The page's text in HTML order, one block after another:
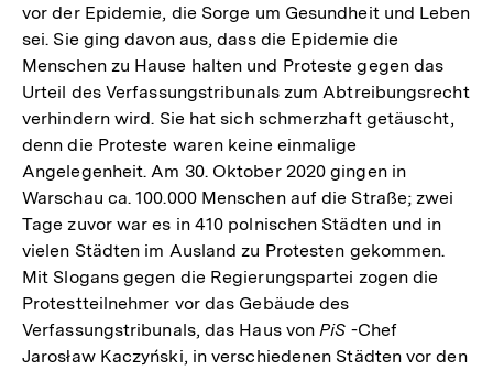
vor der Epidemie, die Sorge um Gesundheit und Leben
sei. Sie ging davon aus, dass die Epidemie die
Menschen zu Hause halten und Proteste gegen das
Urteil des Verfassungstribunals zum Abtreibungsrecht
verhindern wird. Sie hat sich schmerzhaft getäuscht,
denn die Proteste waren keine einmalige
Angelegenheit. Am 30. Oktober 2020 gingen in
Warschau ca. 100.000 Menschen auf die Straße; zwei
Tage zuvor war es in 410 polnischen Städten und in
vielen Städten im Ausland zu Protesten gekommen.
Mit Slogans gegen die Regierungspartei zogen die
Protestteilnehmer vor das Gebäude des
Verfassungstribunals, das Haus vonPiS -Chef
Jarosław Kaczyński, in verschiedenen Städten vor den